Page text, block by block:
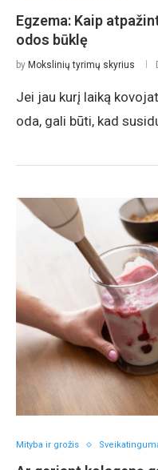
Egzema: Kaip
odos būklę
by Mokslinių tyrimų skyrius
Jei jau kurį laiką
oda, gali būti, kad
Mityba ir grožis